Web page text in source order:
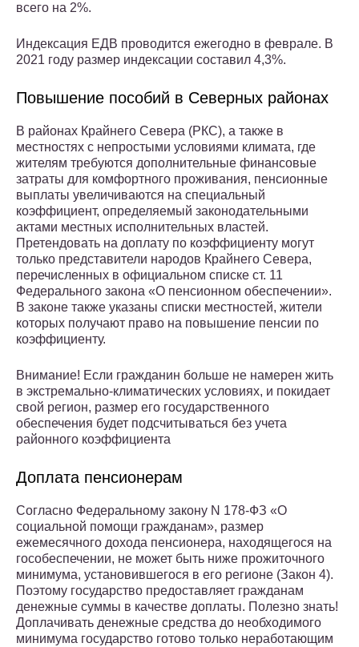
всего на 2%.
Индексация ЕДВ проводится ежегодно в феврале. В
2021 году размер индексации составил 4,3%.
Повышение пособий в Северных районах
В районах Крайнего Севера (РКС), а также в
местностях с непростыми условиями климата, где
жителям требуются дополнительные финансовые
затраты для комфортного проживания, пенсионные
выплаты увеличиваются на специальный
коэффициент, определяемый законодательными
актами местных исполнительных властей.
Претендовать на доплату по коэффициенту могут
только представители народов Крайнего Севера,
перечисленных в официальном списке ст. 11
Федерального закона «О пенсионном обеспечении».
В законе также указаны списки местностей, жители
которых получают право на повышение пенсии по
коэффициенту.
Внимание! Если гражданин больше не намерен жить
в экстремально-климатических условиях, и покидает
свой регион, размер его государственного
обеспечения будет подсчитываться без учета
районного коэффициента
Доплата пенсионерам
Согласно Федеральному закону N 178-ФЗ «О
социальной помощи гражданам», размер
ежемесячного дохода пенсионера, находящегося на
гособеспечении, не может быть ниже прожиточного
минимума, установившегося в его регионе (Закон 4).
Поэтому государство предоставляет гражданам
денежные суммы в качестве доплаты. Полезно знать!
Доплачивать денежные средства до необходимого
минимума государство готово только неработающим